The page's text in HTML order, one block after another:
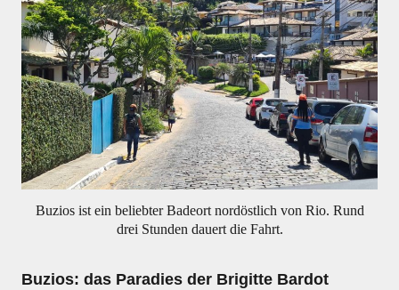
Buzios ist ein beliebter Badeort nordöstlich von Rio. Rund
drei Stunden dauert die Fahrt.
Buzios: das Paradies der Brigitte Bardot